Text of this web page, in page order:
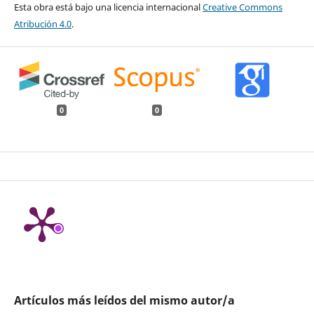
Esta obra está bajo una licencia internacionalCreative Commons
Atribución 4.0.
0 0
Artículos más leídos del mismo autor/a